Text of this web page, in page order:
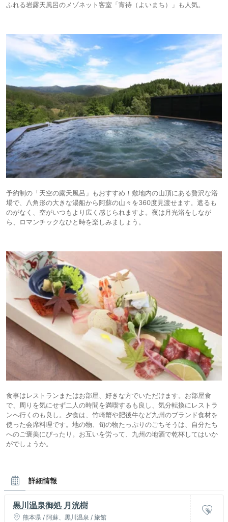
ふれる岩露天風呂のメゾネット客室「宵待（よいまち）」も人気。
予約制の「天空の露天風呂」もおすすめ！敷地内の山頂にある贅沢な浴
場で、八角形の大きな湯船から阿蘇の山々を360度見渡せます。遮るも
のがなく、空がいつもより広く感じられますよ。夜は月光浴をしなが
ら、ロマンチックなひと時を楽しみましょう。
食事はレストランまたはお部屋、好きな方でいただけます。お部屋食
で、周りを気にせず二人の時間を満喫するも良し、気分転換にレストラ
ンへ行くのも良し。夕食は、竹崎蟹や肥後牛など九州のブランド食材を
使った会席料理です。地の物、旬の物たっぷりのごちそうは、自分たち
へのご褒美にぴったり。お互いを労って、九州の地酒で乾杯してはいか
がでしょうか。
詳細情報
黒川温泉御処 月洸樹
熊本県 / 阿蘇、黒川温泉 / 旅館